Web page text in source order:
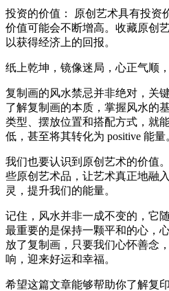
投资的价值： 原创艺术具有投资
价值可能会不断增高。收藏原创
以获得经济上的回报。
纸上乾坤，镜像迷局，心正气顺
复制画的风水禁忌并非绝对，关
了解复制画的本质，掌握风水的
类型、摆放位置和搭配方式，就
低，甚至将其转化为 positive 能量
我们也要认识到原创艺术的价值
些原创艺术品，让艺术真正地融
灵，提升我们的能量。
记住，风水并非一成不变的，它
最重要的是保持一颗平和的心，
放了复制画，只要我们心怀善念
响，迎来好运和幸福。
希望这篇文章能够帮助你了解复